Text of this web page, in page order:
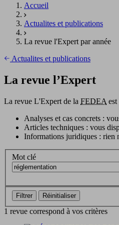
Accueil
Actualites et publications
La revue l'Expert par année
Actualites et publications
La revue l’Expert
La revue L'Expert de la FEDEA
Analyses et cas concrets :
Articles techniques : vous
Informations juridiques : rien
Mot clé
Filtrer Réinitialiser
1 revue correspond à vos critères